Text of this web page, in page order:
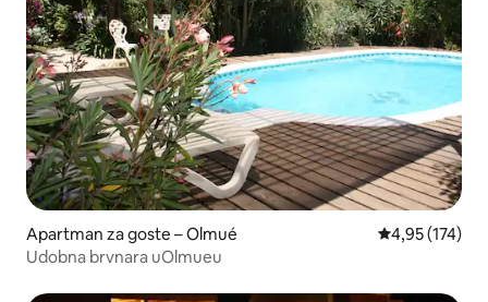
Apartman za goste – Olmué Prosječna
4,95 (174)
Udobna brvnara uOlmueu